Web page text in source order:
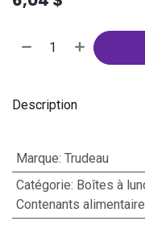
Description
Marque: Trudeau
Catégorie: Boîtes à
Contenants